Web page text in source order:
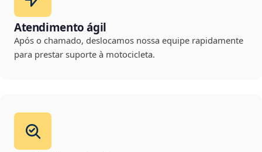
Atendimento ágil
Após o chamado, deslocamos nossa equipe rapidamente
para prestar suporte à motocicleta.